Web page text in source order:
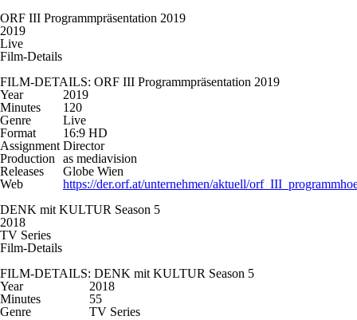
ORF III Programmpräsentation 2019
2019
Live
Film-Details
FILM-DETAILS: ORF III Programmpräsentation 2019
Year
2019
Minutes
120
Genre
Live
Format
16:9 HD
Assignment Director
Production
as mediavision
Releases
Globe Wien
Web
https://der.orf.at/unternehmen/aktuell/
DENK mit KULTUR Season 5
2018
TV Series
Film-Details
FILM-DETAILS: DENK mit KULTUR Season 5
Year
2018
Minutes
55
Genre
TV Series